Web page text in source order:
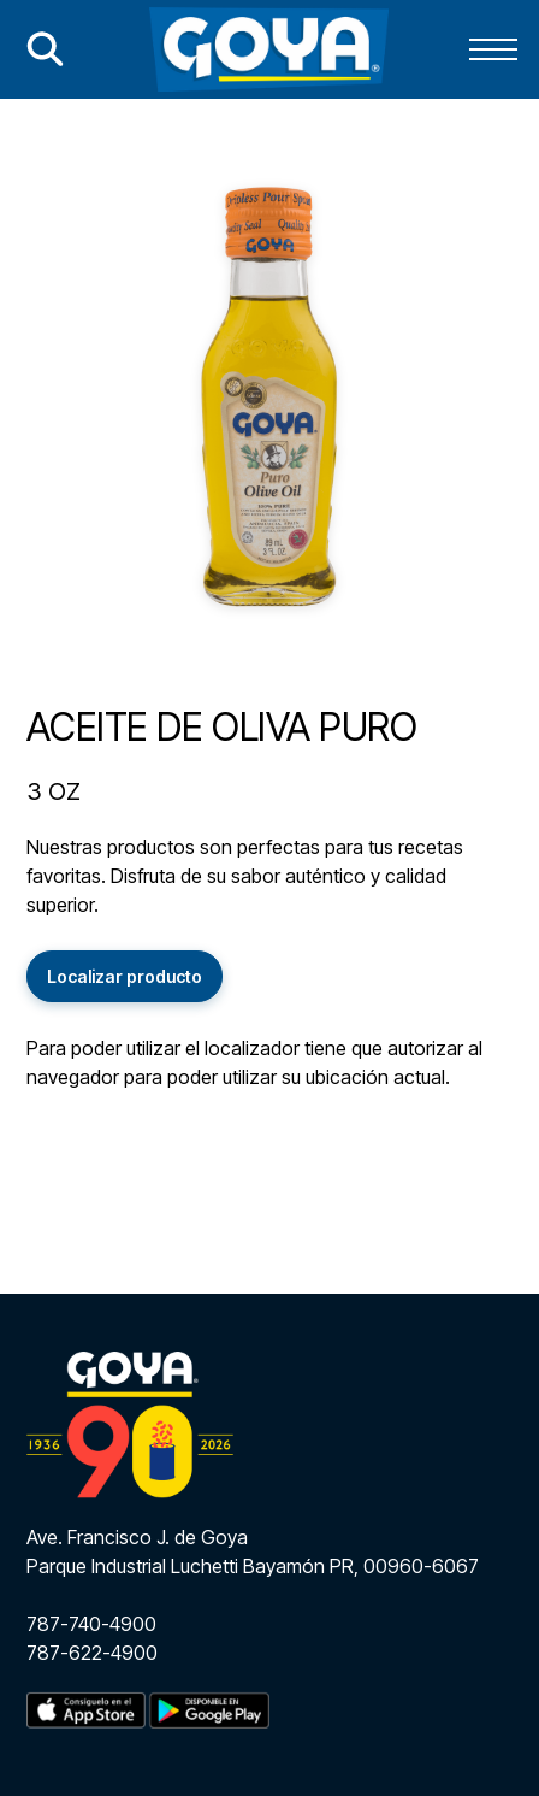
ACEITE DE OLIVA PURO
3 OZ
Nuestras productos son perfectas para tus recetas
favoritas. Disfruta de su sabor auténtico y calidad
superior.
Localizar producto
Para poder utilizar el localizador tiene que autorizar al
navegador para poder utilizar su ubicación actual.
Ave. Francisco J. de Goya
Parque Industrial Luchetti Bayamón PR, 00960-6067
787-740-4900
787-622-4900